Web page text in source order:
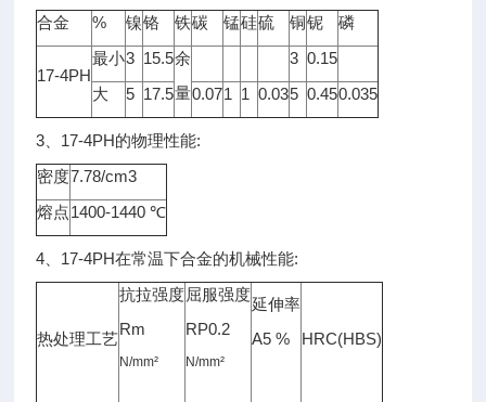
合金
% 镍铬 铁碳 锰硅硫 铜铌 磷
17-4PH
最小3 15.5余
量
3 0.15
大
5 17.5 0.071 1 0.035 0.450.035
3、17-4PH的物理性能:
密度7.78/cm3
熔点1400-1440 ℃
4、17-4PH在常温下合金的机械性能:
热处理工艺
抗拉强度
Rm
N/mm²
屈服强度
RP0.2
N/mm²
延伸率
A5 %
HRC(HBS)